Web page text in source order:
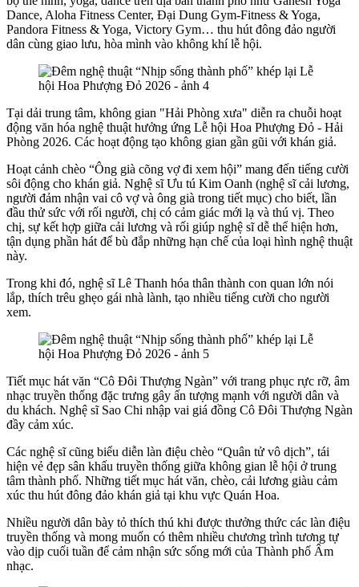
Dance, Aloha Fitness Center, Đại Dung Gym-Fitness & Yoga,
Pandora Fitness & Yoga, Victory Gym… thu hút đông đảo người
dân cùng giao lưu, hòa mình vào không khí lễ hội.
Tại dải trung tâm, không gian "Hải Phòng xưa" diễn ra chuỗi hoạt
động văn hóa nghệ thuật hưởng ứng Lễ hội Hoa Phượng Đỏ - Hải
Phòng 2026. Các hoạt động tạo không gian gần gũi với khán giả.
Hoạt cảnh chèo “Ông già cõng vợ đi xem hội” mang đến tiếng cười
sôi động cho khán giả. Nghệ sĩ Ưu tú Kim Oanh (nghệ sĩ cải lương,
người đảm nhận vai cô vợ và ông già trong tiết mục) cho biết, lần
đầu thử sức với rối người, chị có cảm giác mới lạ và thú vị. Theo
chị, sự kết hợp giữa cải lương và rối giúp nghệ sĩ dễ thể hiện hơn,
tận dụng phần hát để bù đắp những hạn chế của loại hình nghệ thuật
này.
Trong khi đó, nghệ sĩ Lê Thanh hóa thân thành con quan lớn nói
lắp, thích trêu ghẹo gái nhà lành, tạo nhiều tiếng cười cho người
xem.
Tiết mục hát văn “Cô Đôi Thượng Ngàn” với trang phục rực rỡ, âm
nhạc truyền thống đặc trưng gây ấn tượng mạnh với người dân và
du khách. Nghệ sĩ Sao Chi nhập vai giá đồng Cô Đôi Thượng Ngàn
đầy cảm xúc.
Các nghệ sĩ cũng biểu diễn làn điệu chèo “Quân tử vô dịch”, tái
hiện vẻ đẹp sân khấu truyền thống giữa không gian lễ hội ở trung
tâm thành phố. Những tiết mục hát văn, chèo, cải lương giàu cảm
xúc thu hút đông đảo khán giả tại khu vực Quán Hoa.
Nhiều người dân bày tỏ thích thú khi được thưởng thức các làn điệu
truyền thống và mong muốn có thêm nhiều chương trình tương tự
vào dịp cuối tuần để cảm nhận sức sống mới của Thành phố Âm
nhạc.